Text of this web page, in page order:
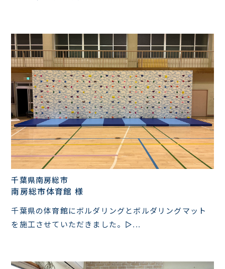
千葉県南房総市
南房総市体育館 様
千葉県の体育館にボルダリングとボルダリングマット
を施工させていただきました。▷...